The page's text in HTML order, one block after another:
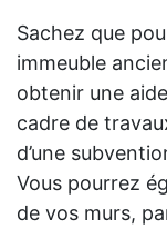
Sachez que
immeuble
obtenir une
cadre de
d’une
Vous pourrez
de vos murs,